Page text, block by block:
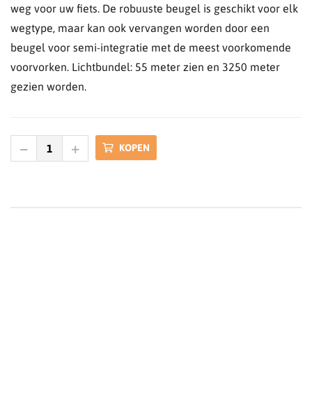
weg voor uw fiets. De robuuste beugel is geschikt voor elk
wegtype, maar kan ook vervangen worden door een
beugel voor semi-integratie met de meest voorkomende
voorvorken. Lichtbundel: 55 meter zien en 3250 meter
gezien worden.
KOPEN